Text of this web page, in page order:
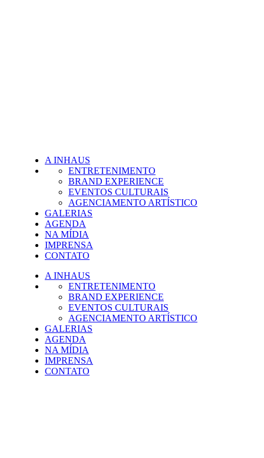
A INHAUS
ENTRETENIMENTO
BRAND EXPERIENCE
EVENTOS CULTURAIS
AGENCIAMENTO ARTÍSTICO
GALERIAS
AGENDA
NA MÍDIA
IMPRENSA
CONTATO
A INHAUS
ENTRETENIMENTO
BRAND EXPERIENCE
EVENTOS CULTURAIS
AGENCIAMENTO ARTÍSTICO
GALERIAS
AGENDA
NA MÍDIA
IMPRENSA
CONTATO